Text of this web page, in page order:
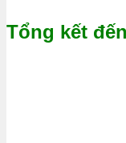
Tổng kết